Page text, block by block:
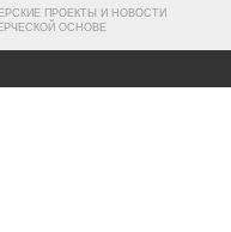
ПРОЕКТЫ И НОВОСТИ
ОСНОВЕ